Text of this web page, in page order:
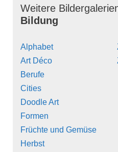
Weitere
Bildung
Alphabet
Art Déco
Berufe
Cities
Doodle Art
Formen
Früchte und Gemüse
Herbst